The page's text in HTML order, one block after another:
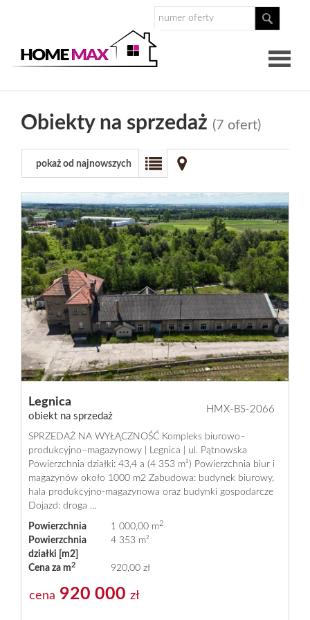
Nasz
zespół
Dlaczego
Praca
Oferty
Obiekty na sprzedaż (7 ofert)
pokaż od najnowszych
Legnica
obiekt na sprzedaż
HMX-BS-2066
SPRZEDAŻ NA WYŁĄCZNOŚĆ Kompleks biurowo–
produkcyjno–magazynowy | Legnica | ul. Pątnowska
Powierzchnia działki: 43,4 a (4 353 m²) Powierzchnia biur i
magazynów około 1000 m2 Zabudowa: budynek biurowy,
hala produkcyjno-magazynowa oraz budynki gospodarcze
Dojazd: droga ...
Powierzchnia 1 000,00 m2
Powierzchnia
działki [m2]
4 353 m²
Cena za m2 920,00 zł
cena 920 000 zł